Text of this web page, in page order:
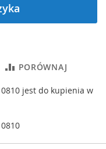
PORÓWNAJ
jest do kupienia w